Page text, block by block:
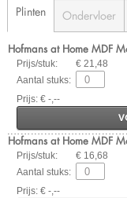
Plinten Ondervloer
Hofmans at Home MDF
Prijs/stuk:
€ 21,48
Aantal stuks:
Prijs: € -,--
Hofmans at Home MDF
Prijs/stuk:
€ 16,68
Aantal stuks:
Prijs: € -,--